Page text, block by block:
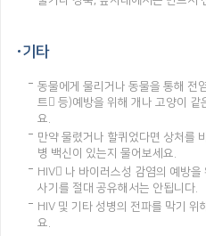
기타
동물에게 물리거나 동물을 통해 전
트 등)예방을 위해 개나 고양이 같
요.
만약 물렸거나 할퀴었다면 상처를
병 백신이 있는지 물어보세요.
HIV 나 바이러스성 감염의 예방
사기를 절대 공유해서는 안됩니다.
HIV 및 기타 성병의 전파를 막기 위
요.